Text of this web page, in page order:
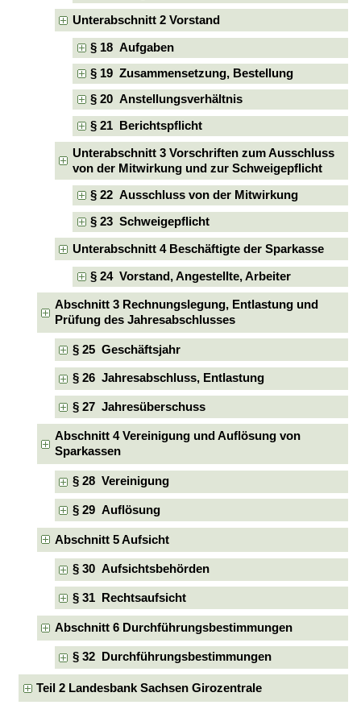
Unterabschnitt 2 Vorstand
§ 18 Aufgaben
§ 19 Zusammensetzung, Bestellung
§ 20 Anstellungsverhältnis
§ 21 Berichtspflicht
Unterabschnitt 3 Vorschriften zum Ausschluss
von der Mitwirkung und zur Schweigepflicht
§ 22 Ausschluss von der Mitwirkung
§ 23 Schweigepflicht
Unterabschnitt 4 Beschäftigte der Sparkasse
§ 24 Vorstand, Angestellte, Arbeiter
Abschnitt 3 Rechnungslegung, Entlastung und
Prüfung des Jahresabschlusses
§ 25 Geschäftsjahr
§ 26 Jahresabschluss, Entlastung
§ 27 Jahresüberschuss
Abschnitt 4 Vereinigung und Auflösung von
Sparkassen
§ 28 Vereinigung
§ 29 Auflösung
Abschnitt 5 Aufsicht
§ 30 Aufsichtsbehörden
§ 31 Rechtsaufsicht
Abschnitt 6 Durchführungsbestimmungen
§ 32 Durchführungsbestimmungen
Teil 2 Landesbank Sachsen Girozentrale